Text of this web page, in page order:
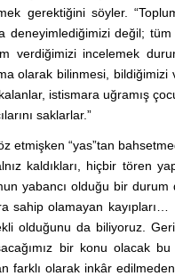
gerektiğini söyler.
değil;
verdiğimizi incelemek
olarak bilinmesi, bildiğimizi
istismara uğramış
saklarlar.”
etmişken “yas”tan
kaldıkları, hiçbir tören
yabancı olduğu bir durum
sahip olamayan
olduğunu da biliyoruz.
bir konu olacak
farklı olarak inkâr